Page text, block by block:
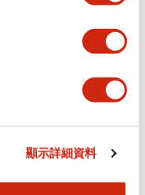
顯示詳細資料